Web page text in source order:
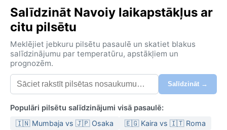
Salīdzināt Navoiy laikapstākļus ar
citu pilsētu
Meklējiet jebkuru pilsētu pasaulē un skatiet blakus
salīdzinājumu par temperatūru, apstākļiem un
prognozēm.
Salīdzināt →
Populāri pilsētu salīdzinājumi visā pasaulē:
🇮🇳 Mumbaja vs 🇯🇵 Osaka
🇪🇬 Kaira vs 🇮🇹 Roma